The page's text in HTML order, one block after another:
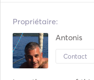
Propriétaire:
Antonis
Contact